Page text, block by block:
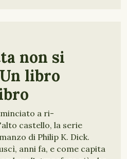
non si
libro
a ri-
castello, la serie
di Philip K. Dick.
anni fa, e come capita